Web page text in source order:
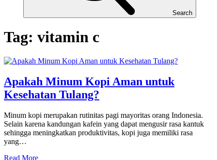
Search
Tag: vitamin c
Apakah Minum Kopi Aman untuk
Kesehatan Tulang?
Minum kopi merupakan rutinitas pagi mayoritas orang Indonesia.
Selain karena kandungan kafein yang dapat mengusir rasa kantuk
sehingga meningkatkan produktivitas, kopi juga memiliki rasa
yang…
Read More